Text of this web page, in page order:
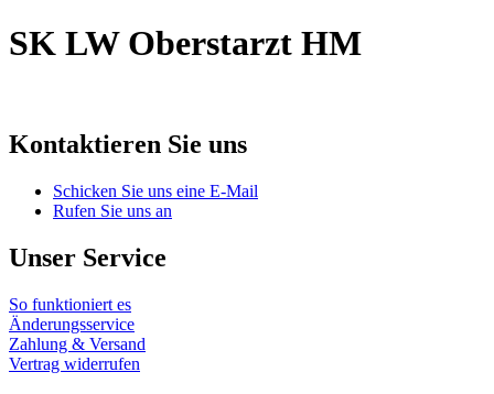
SK LW Oberstarzt HM
Kontaktieren Sie uns
Schicken Sie uns eine E-Mail
Rufen Sie uns an
Unser Service
So funktioniert es
Änderungsservice
Zahlung & Versand
Vertrag widerrufen